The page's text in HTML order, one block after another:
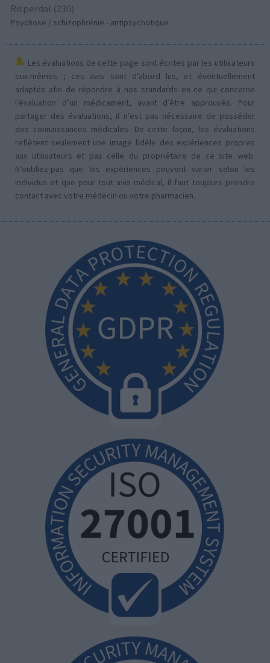
Risperdal (230)
Psychose / schizophrénie - antipsychotique
Les évaluations de cette page sont écrites par les utilisateurs
eux-mêmes ; ces avis sont d’abord lus, et éventuellement
adaptés afin de répondre à nos standards en ce qui concerne
l’évaluation d’un médicament, avant d’être approuvés. Pour
partager des évaluations, il n’est pas nécessaire de posséder
des connaissances médicales. De cette façon, les évaluations
reflètent seulement une image fidèle des expériences propres
aux utilisateurs et pas celle du propriétaire de ce site web.
N’oubliez-pas que les expériences peuvent varier selon les
individus et que pour tout avis médical, il faut toujours prendre
contact avec votre médecin ou votre pharmacien.